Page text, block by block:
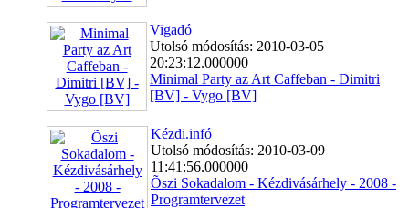
Vigadó
Utolsó módosítás: 2010-03-05
20:23:12.000000
Minimal Party az Art Caffeban - Dimitri
[BV] - Vygo [BV]
Kézdi.infó
Utolsó módosítás: 2010-03-09
11:41:56.000000
Õszi Sokadalom - Kézdivásárhely - 2008 -
Programtervezet